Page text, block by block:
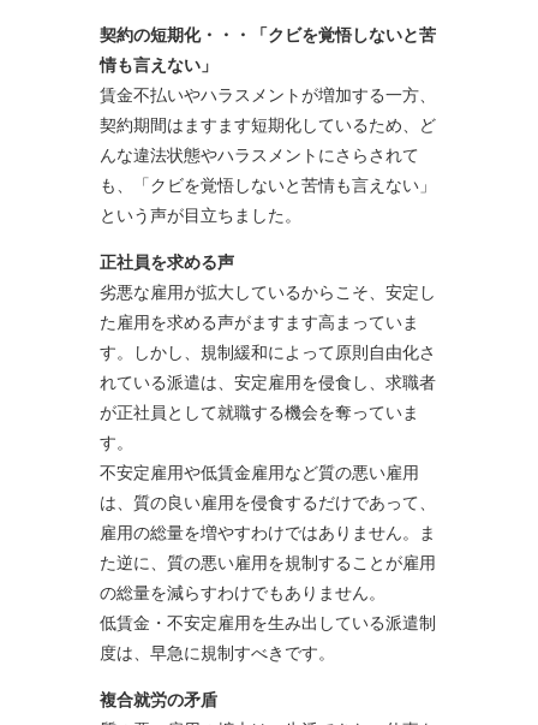
契約の短期化・・・「クビを覚悟しないと苦
情も言えない」
賃金不払いやハラスメントが増加する一方、
契約期間はますます短期化しているため、ど
んな違法状態やハラスメントにさらされて
も、「クビを覚悟しないと苦情も言えない」
という声が目立ちました。
正社員を求める声
劣悪な雇用が拡大しているからこそ、安定し
た雇用を求める声がますます高まっていま
す。しかし、規制緩和によって原則自由化さ
れている派遣は、安定雇用を侵食し、求職者
が正社員として就職する機会を奪っていま
す。
不安定雇用や低賃金雇用など質の悪い雇用
は、質の良い雇用を侵食するだけであって、
雇用の総量を増やすわけではありません。ま
た逆に、質の悪い雇用を規制することが雇用
の総量を減らすわけでもありません。
低賃金・不安定雇用を生み出している派遣制
度は、早急に規制すべきです。
複合就労の矛盾